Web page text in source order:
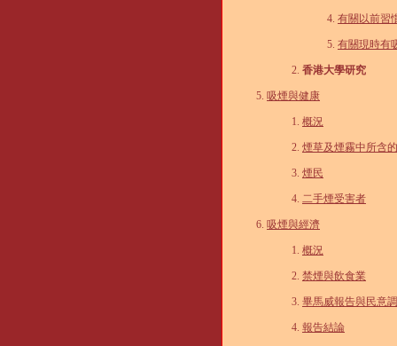
有關以前習
有關現時有
香港大學研究
吸煙與健康
概況
煙草及煙霧中所含
煙民
二手煙受害者
吸煙與經濟
概況
禁煙與飲食業
畢馬威報告與民意
報告結論